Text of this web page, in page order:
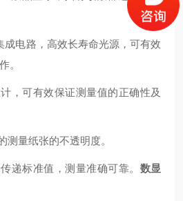
成电路，高效长寿命光源，可有效
。
，可有效保证测量值的正确性及
测量纸张的不透明度。
递标准值，测量准确可靠。 数显